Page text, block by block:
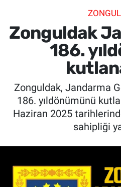
Zonguldak
186.
Zonguldak, Jandarma
186. yıldönümünü
Haziran 2025
sahipliği
SPOR